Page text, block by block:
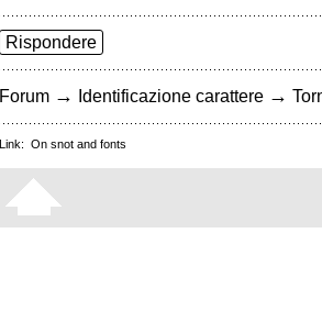
Rispondere
Forum → Identificazione carattere →
Link: On snot and fonts